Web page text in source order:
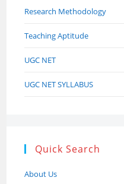
Research Methodology
Teaching Aptitude
UGC NET
UGC NET SYLLABUS
Quick Search
About Us